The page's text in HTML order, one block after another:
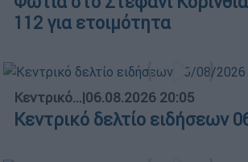
112 για ετοιμότητα
Κεντρικό...|06.08.2026 20:05
Κεντρικό δελτίο ειδήσεων